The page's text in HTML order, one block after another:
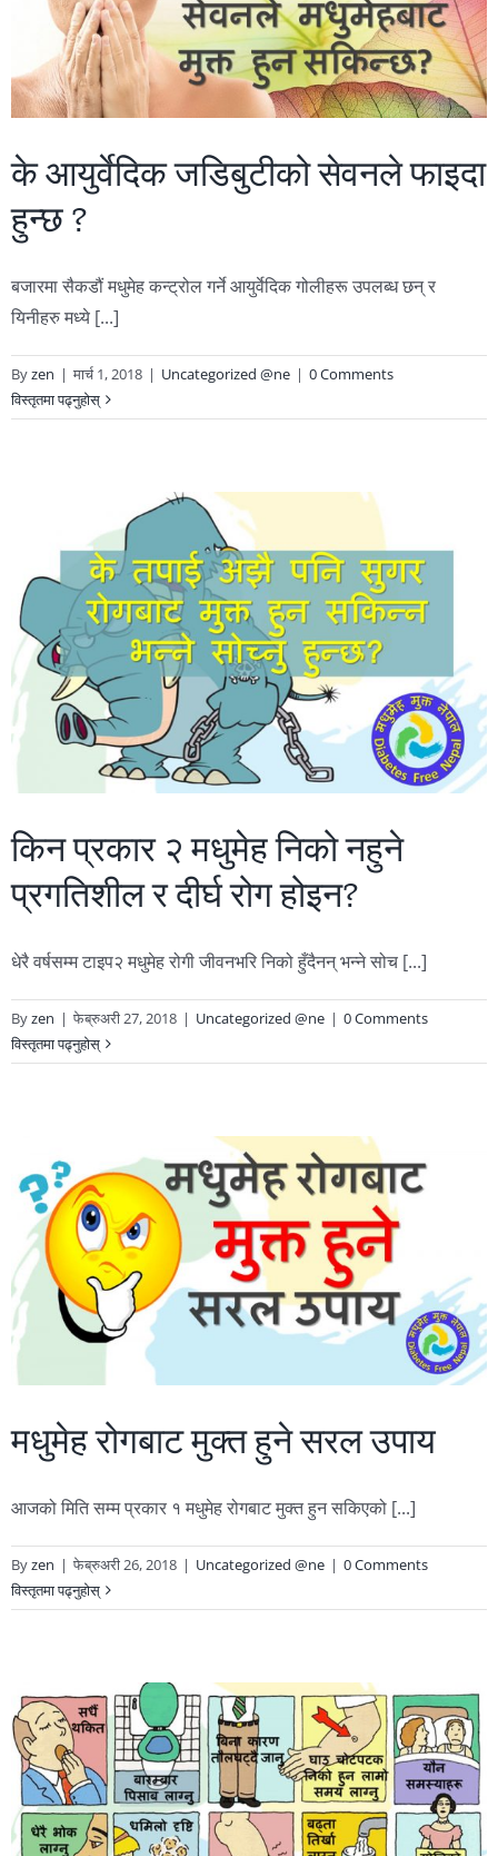
के आयुर्वेदिक जडिबुटीको सेवनले फाइदा
हुन्छ ?
बजारमा सैकडौं मधुमेह कन्ट्रोल गर्ने आयुर्वेदिक गोलीहरू उपलब्ध छन् र
यिनीहरु मध्ये [...]
Byzen | मार्च 1, 2018 | Uncategorized @ne | 0 Comments
विस्तृतमा पढ्नुहोस्
किन प्रकार २ मधुमेह निको नहुने
प्रगतिशील र दीर्घ रोग होइन?
धेरै वर्षसम्म टाइप२ मधुमेह रोगी जीवनभरि निको हुँदैनन् भन्ने सोच [...]
Byzen | फेब्रुअरी 27, 2018 | Uncategorized @ne | 0 Comments
विस्तृतमा पढ्नुहोस्
मधुमेह रोगबाट मुक्त हुने सरल उपाय
आजको मिति सम्म प्रकार १ मधुमेह रोगबाट मुक्त हुन सकिएको [...]
Byzen | फेब्रुअरी 26, 2018 | Uncategorized @ne | 0 Comments
विस्तृतमा पढ्नुहोस्